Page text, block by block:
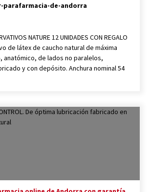
parafarmacia-de-andorra
NATURE 12 UNIDADES CON REGALO
de látex de caucho natural de máxima
anatómico, de lados no paralelos,
y con depósito. Anchura nominal 54